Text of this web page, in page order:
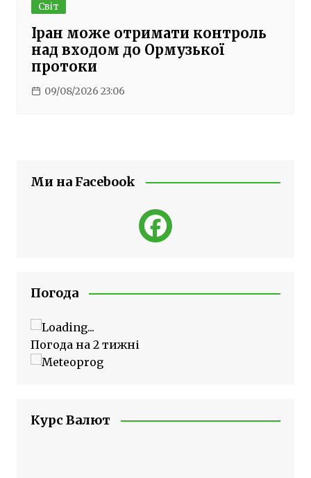
Світ
Іран може отримати контроль
над входом до Ормузької
протоки
09/08/2026 23:06
Ми на Facebook
Погода
Погода на 2 тижні
Курс Валют